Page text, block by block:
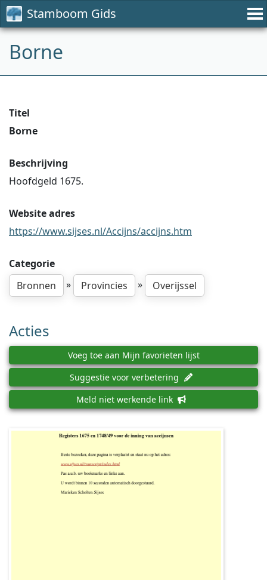
Stamboom Gids
Borne
Titel
Borne
Beschrijving
Hoofdgeld 1675.
Website adres
https://www.sijses.nl/Accijns/accijns.htm
Categorie
Bronnen
» Provincies » Overijssel
Acties
Voeg toe aan Mijn favorieten lijst
Suggestie voor verbetering
Meld niet werkende link